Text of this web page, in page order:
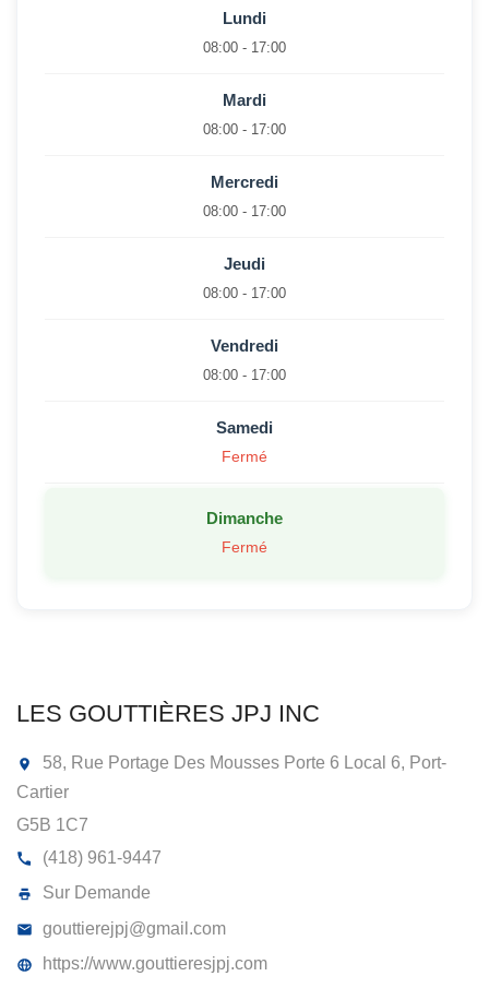
LES GOUTTIÈRES JPJ INC
58, Rue Portage Des Mousses Porte 6 Local 6, Port-
Cartier
Lundi
08:00 - 17:00
Mardi
08:00 - 17:00
Mercredi
08:00 - 17:00
Jeudi
08:00 - 17:00
Vendredi
08:00 - 17:00
Samedi
Fermé
Dimanche
Fermé